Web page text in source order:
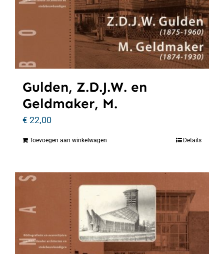
Gulden, Z.D.J.W. en
Geldmaker, M.
€22,00
Toevoegen aan winkelwagen Details